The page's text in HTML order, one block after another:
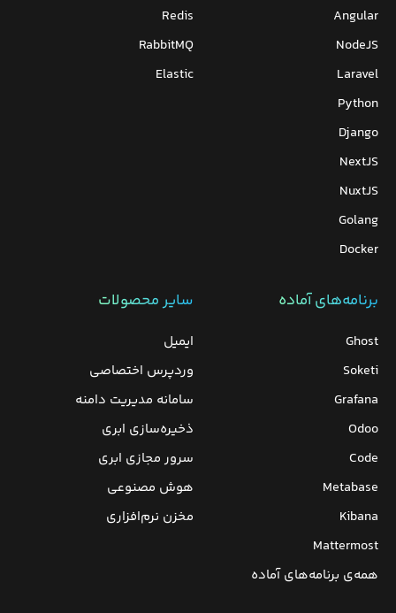
Angular
NodeJS
Laravel
Python
Django
NextJS
NuxtJS
Golang
Docker
Redis
RabbitMQ
Elastic
برنامه‌های‌ آماده
Ghost
Soketi
Grafana
Odoo
Code
Metabase
Kibana
Mattermost
همه‌ی برنامه‌های آماده
سایر محصولات
ایمیل
وردپرس‌ اختصاصی
سامانه مدیریت دامنه
ذخیره‌سازی ابری
سرور مجازی ابری
هوش مصنوعی
مخزن نرم‌افزاری